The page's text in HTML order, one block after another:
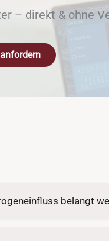
– direkt & ohne
belangt